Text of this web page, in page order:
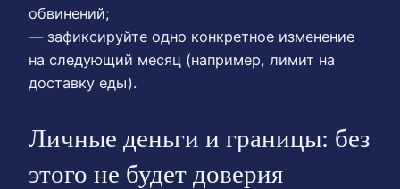
обвинений;
— зафиксируйте одно конкретное изменение
на следующий месяц (например, лимит на
доставку еды).
Личные деньги и границы: без
этого не будет доверия